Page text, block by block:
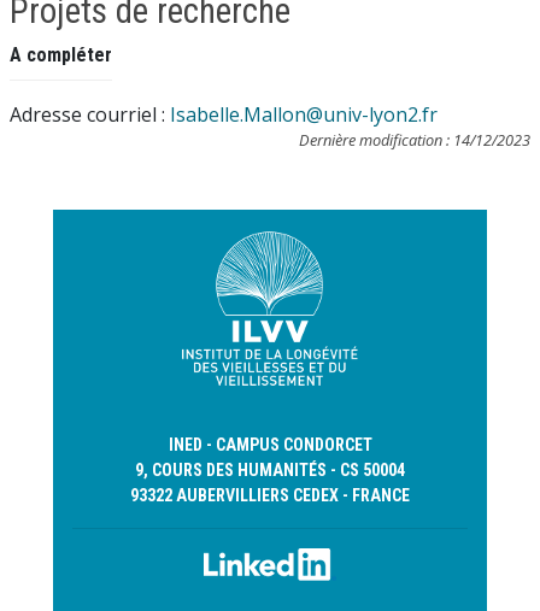
Projets de recherche
A compléter
Adresse courriel : Isabelle.Mallon@univ-lyon2.fr
Dernière modification : 14/12/2023
INED - CAMPUS CONDORCET
9, COURS DES HUMANITÉS - CS 50004
93322 AUBERVILLIERS CEDEX - FRANCE